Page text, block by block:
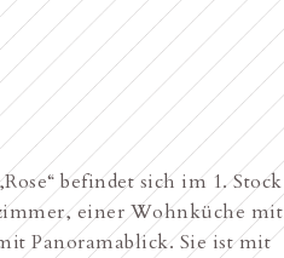
befindet sich im 1. Stock
einer Wohnküche mit
Panoramablick. Sie ist mit